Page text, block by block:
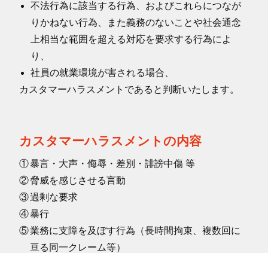
不法行為に該当する行為、およびこれらにつなが
りかねない行為、また義務のないことや社会通念
上相当な範囲を超える対応を要求する行為によ
り、
社員の就業環境が害される場合、
カスタマーハラスメントであると判断いたします。
カスタマーハラスメントの内容
①暴言・大声・侮辱・差別・誹謗中傷 等
②脅威を感じさせる言動
③過剰な要求
④暴行
⑤業務に支障を及ぼす行為（長時間拘束、複数回に
亘る同一クレーム等）